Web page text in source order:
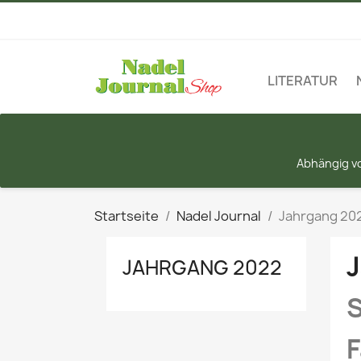
LITERATUR
Abhängig
Startseite Nadel Journal Jahrgang
JAHRGANG 2022